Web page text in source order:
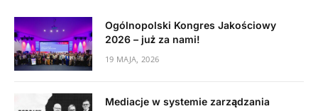
Ogólnopolski Kongres Jakościowy
2026 – już za nami!
19 MAJA, 2026
Mediacje w systemie zarządzania